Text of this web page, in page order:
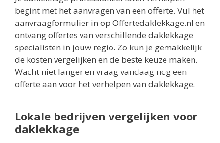
begint met het aanvragen van een offerte. Vul het
aanvraagformulier in op Offertedaklekkage.nl en
ontvang offertes van verschillende daklekkage
specialisten in jouw regio. Zo kun je gemakkelijk
de kosten vergelijken en de beste keuze maken.
Wacht niet langer en vraag vandaag nog een
offerte aan voor het verhelpen van daklekkage.
Lokale bedrijven vergelijken voor
daklekkage